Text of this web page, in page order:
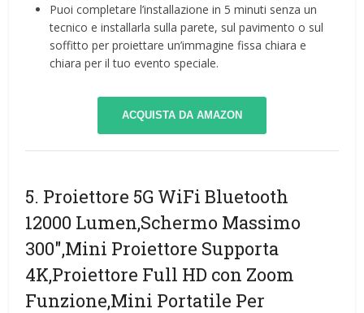
Puoi completare l’installazione in 5 minuti senza un
tecnico e installarla sulla parete, sul pavimento o sul
soffitto per proiettare un’immagine fissa chiara e
chiara per il tuo evento speciale.
ACQUISTA DA AMAZON
5. Proiettore 5G WiFi Bluetooth
12000 Lumen,Schermo Massimo
300″,Mini Proiettore Supporta
4K,Proiettore Full HD con Zoom
Funzione,Mini Portatile Per